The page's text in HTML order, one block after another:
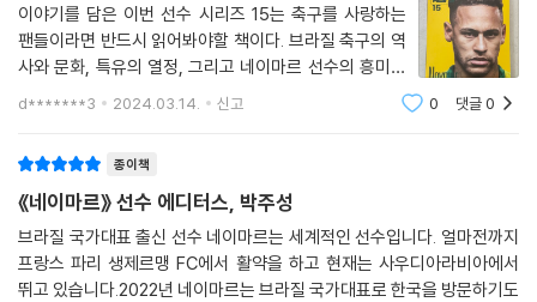
이야기를 담은 이번 선수 시리즈 15는 축구를 사랑하는
팬들이라면 반드시 읽어봐야할 책이다. 브라질 축구의 역
사와 문화, 특유의 열정, 그리고 네이마르 선수의 흥미로
운 이야기를 다루고 있다.브라질 축구의 특색과 역사, 그
d*******3 2024.03.14. 신고 0 댓글0
종이책
《네이마르》 선수 에디터스, 박주성
브라질 국가대표 출신 선수 네이마르는 세계적인 선수입니다. 얼마전까지
프랑스 파리 생제르맹 FC에서 활약을 하고 현재는 사우디아라비아에서
뛰고 있습니다.2022년 네이마르는 브라질 국가대표로 한국을 방문하기도